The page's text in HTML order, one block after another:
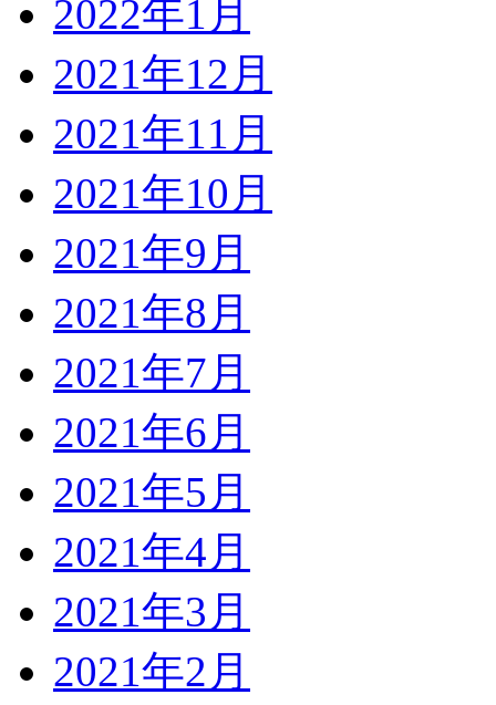
2022年1月
2021年12月
2021年11月
2021年10月
2021年9月
2021年8月
2021年7月
2021年6月
2021年5月
2021年4月
2021年3月
2021年2月